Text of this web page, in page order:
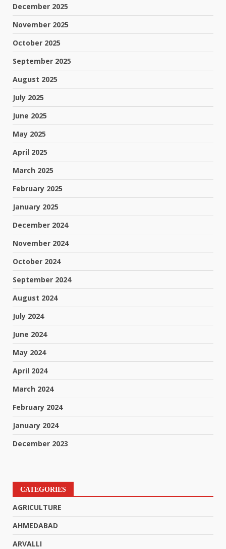
December 2025
November 2025
October 2025
September 2025
August 2025
July 2025
June 2025
May 2025
April 2025
March 2025
February 2025
January 2025
December 2024
November 2024
October 2024
September 2024
August 2024
July 2024
June 2024
May 2024
April 2024
March 2024
February 2024
January 2024
December 2023
CATEGORIES
AGRICULTURE
AHMEDABAD
ARVALLI